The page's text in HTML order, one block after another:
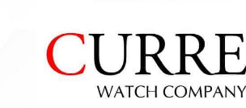
al
contenido